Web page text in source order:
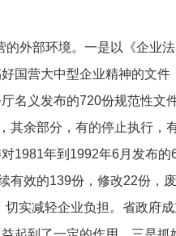
外部环境。一是以《企业
国营大中型企业精神的文
名义发布的720份规范性文
其余部分，有的停止执行，
1981年到1992年6月发布
有效的139份，修改22份，
实减轻企业负担。省政府